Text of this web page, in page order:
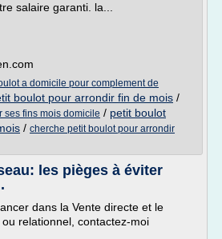
salaire garanti. la...
a domicile pour complement de
boulot pour arrondir fin de mois /
ses fins mois domicile / petit boulot
/ cherche petit boulot pour arrondir
les pièges à éviter
dans la Vente directe et le
relationnel, contactez-moi